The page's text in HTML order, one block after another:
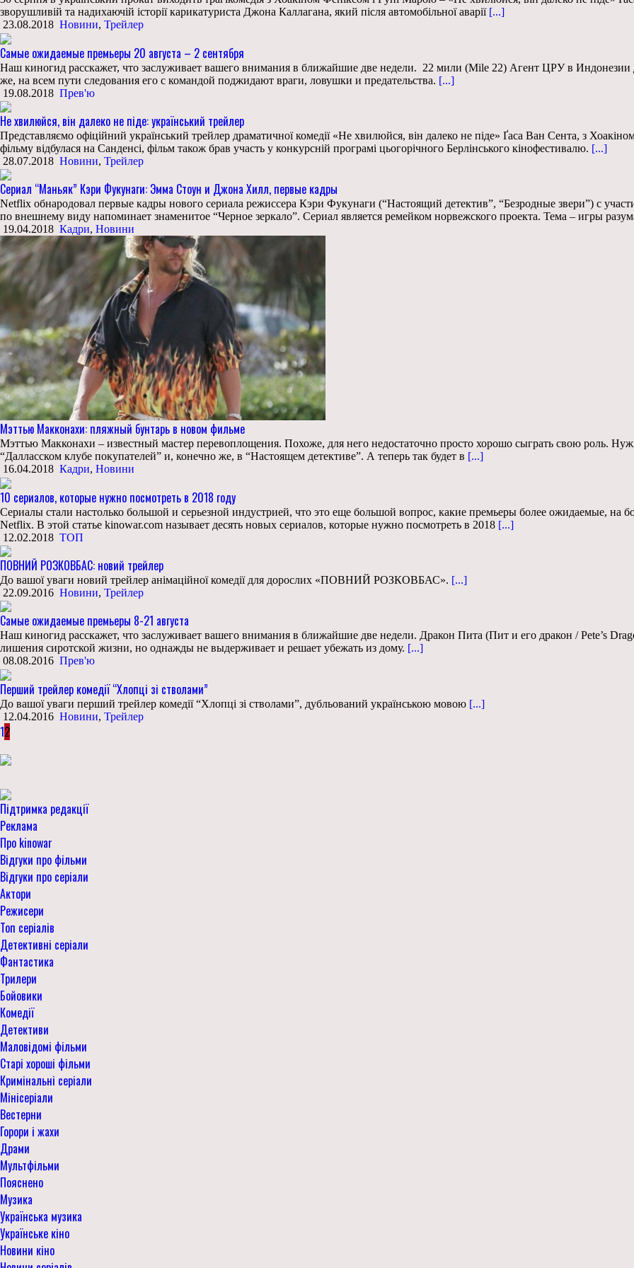
зворушливій та надихаючій історії карикатуриста Джона Каллагана, який після автомобільної аварії[...]
23.08.2018 Новини, Трейлер
Самые ожидаемые премьеры 20 августа – 2 сентября
Наш киногид расскажет, что заслуживает вашего внимания в ближайшие две недели. 22 мили (Mile 22) Агент ЦРУ в Индонезии
же, на всем пути следования его с командой поджидают враги, ловушки и предательства. [...]
19.08.2018 Прев'ю
Не хвилюйся, він далеко не піде: український трейлер
Представляємо офіційний український трейлер драматичної комедії «Не хвилюйся, він далеко не піде» Ґаса Ван Сента, з
фільму відбулася на Санденсі, фільм також брав участь у конкурсній програмі цьогорічного Берлінського кінофестивалю. [...]
28.07.2018 Новини, Трейлер
Сериал “Маньяк” Кэри Фукунаги: Эмма Стоун и Джона Хилл, первые кадры
Netflix обнародовал первые кадры нового сериала режиссера Кэри Фукунаги (“Настоящий детектив”, “Безродные звери”) с
по внешнему виду напоминает знаменитое “Черное зеркало”. Сериал является ремейком норвежского проекта. Тема – игры
19.04.2018 Кадри, Новини
Мэттью Макконахи: пляжный бунтарь в новом фильме
Мэттью Макконахи – известный мастер перевоплощения. Похоже, для него недостаточно просто хорошо сыграть свою роль.
“Далласском клубе покупателей” и, конечно же, в “Настоящем детективе”. А теперь так будет в [...]
16.04.2018 Кадри, Новини
10 сериалов, которые нужно посмотреть в 2018 году
Сериалы стали настолько большой и серьезной индустрией, что это еще большой вопрос, какие премьеры более ожидаемые,
Netflix. В этой статье kinowar.com называет десять новых сериалов, которые нужно посмотреть в 2018 [...]
12.02.2018 ТОП
ПОВНИЙ РОЗКОВБАС: новий трейлер
До вашої уваги новий трейлер анімаційної комедії для дорослих «ПОВНИЙ РОЗКОВБАС». [...]
22.09.2016 Новини, Трейлер
Самые ожидаемые премьеры 8-21 августа
Наш киногид расскажет, что заслуживает вашего внимания в ближайшие две недели. Дракон Пита (Пит и его дракон / Pete’s
лишения сиротской жизни, но однажды не выдерживает и решает убежать из дому. [...]
08.08.2016 Прев'ю
Перший трейлер комедії “Хлопці зі стволами”
До вашої уваги перший трейлер комедії “Хлопці зі стволами”, дубльований українською мовою [...]
12.04.2016 Новини, Трейлер
12
Підтримка редакції
Реклама
Про kinowar
Відгуки про фільми
Відгуки про серіали
Актори
Режисери
Топ серіалів
Детективні серіали
Фантастика
Трилери
Бойовики
Комедії
Детективи
Маловідомі фільми
Старі хороші фільми
Кримінальні серіали
Мінісеріали
Вестерни
Горори і жахи
Драми
Мультфільми
Пояснено
Музика
Українська музика
Українське кіно
Новини кіно